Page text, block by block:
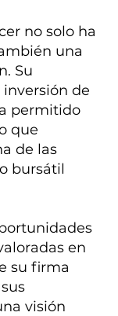
no solo ha
una
Su
de
permitido
que
de las
bursátil
en
su firma
visión